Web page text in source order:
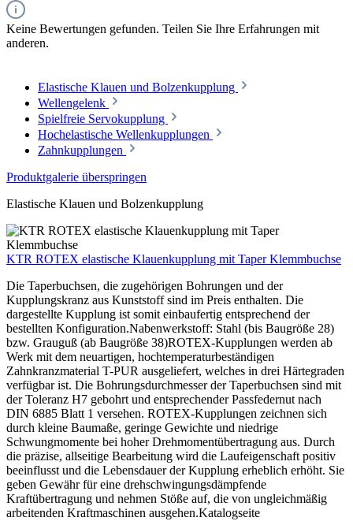
Keine Bewertungen gefunden. Teilen Sie Ihre Erfahrungen mit
anderen.
Elastische Klauen und Bolzenkupplung
Wellengelenk
Spielfreie Servokupplung
Hochelastische Wellenkupplungen
Zahnkupplungen
Produktgalerie überspringen
Elastische Klauen und Bolzenkupplung
KTR ROTEX elastische Klauenkupplung mit Taper Klemmbuchse
Die Taperbuchsen, die zugehörigen Bohrungen und der
Kupplungskranz aus Kunststoff sind im Preis enthalten. Die
dargestellte Kupplung ist somit einbaufertig entsprechend der
bestellten Konfiguration.Nabenwerkstoff: Stahl (bis Baugröße 28)
bzw. Grauguß (ab Baugröße 38)ROTEX-Kupplungen werden ab
Werk mit dem neuartigen, hochtemperaturbeständigen
Zahnkranzmaterial T-PUR ausgeliefert, welches in drei Härtegraden
verfügbar ist. Die Bohrungsdurchmesser der Taperbuchsen sind mit
der Toleranz H7 gebohrt und entsprechender Passfedernut nach
DIN 6885 Blatt 1 versehen. ROTEX-Kupplungen zeichnen sich
durch kleine Baumaße, geringe Gewichte und niedrige
Schwungmomente bei hoher Drehmomentübertragung aus. Durch
die präzise, allseitige Bearbeitung wird die Laufeigenschaft positiv
beeinflusst und die Lebensdauer der Kupplung erheblich erhöht. Sie
geben Gewähr für eine drehschwingungsdämpfende
Kraftübertragung und nehmen Stöße auf, die von ungleichmäßig
arbeitenden Kraftmaschinen ausgehen.Katalogseite